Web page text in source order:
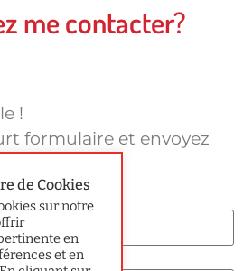
de Cookies
sur notre
en
et en
me contacter?
!
formulaire et envoyez